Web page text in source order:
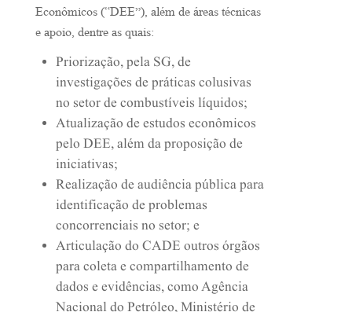
Econômicos (“DEE”), além de áreas técnicas
e apoio, dentre as quais:
Priorização, pela SG, de
investigações de práticas colusivas
no setor de combustíveis líquidos;
Atualização de estudos econômicos
pelo DEE, além da proposição de
iniciativas;
Realização de audiência pública para
identificação de problemas
concorrenciais no setor; e
Articulação do CADE outros órgãos
para coleta e compartilhamento de
dados e evidências, como Agência